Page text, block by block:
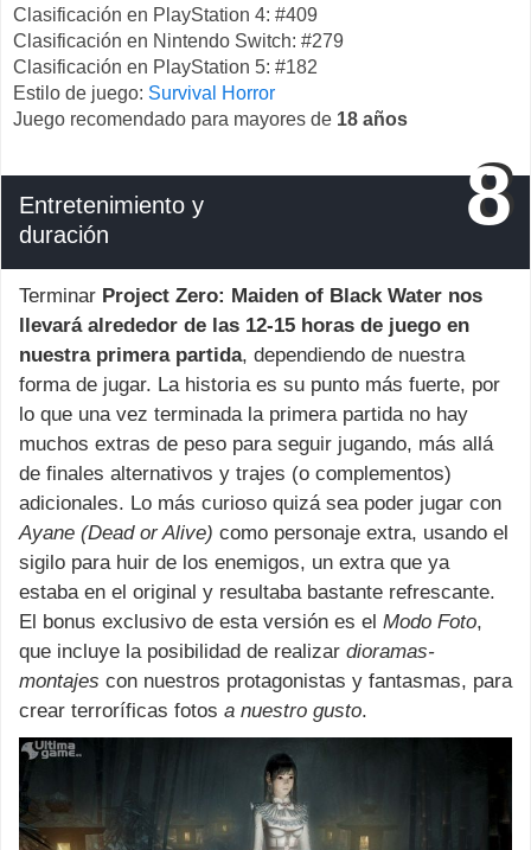
Clasificación en PlayStation 4: #409
Clasificación en Nintendo Switch: #279
Clasificación en PlayStation 5: #182
Estilo de juego: Survival Horror
Juego recomendado para mayores de 18 años
Entretenimiento y
duración
8
Terminar Project Zero: Maiden of Black Water nos
llevará alrededor de las 12-15 horas de juego en
nuestra primera partida, dependiendo de nuestra
forma de jugar. La historia es su punto más fuerte, por
lo que una vez terminada la primera partida no hay
muchos extras de peso para seguir jugando, más allá
de finales alternativos y trajes (o complementos)
adicionales. Lo más curioso quizá sea poder jugar con
Ayane (Dead or Alive) como personaje extra, usando el
sigilo para huir de los enemigos, un extra que ya
estaba en el original y resultaba bastante refrescante.
El bonus exclusivo de esta versión es el Modo Foto,
que incluye la posibilidad de realizar dioramas-
montajes con nuestros protagonistas y fantasmas, para
crear terroríficas fotos a nuestro gusto.